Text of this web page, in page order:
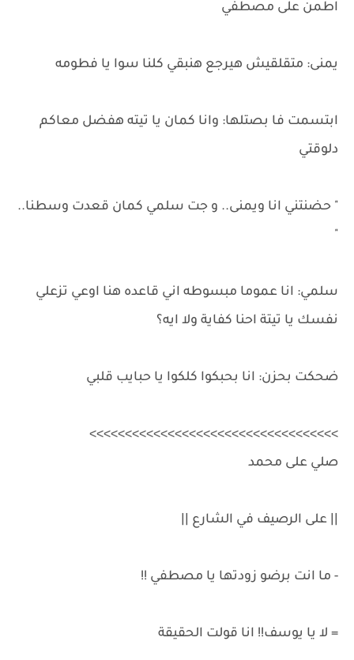
اطمن على مصطفي
يمنى: متقلقيش هيرجع هنبقي كلنا سوا يا فطومه
ابتسمت فا بصتلها: وانا كمان يا تيته هفضل معاكم
دلوقتي
" حضنتني انا ويمنى.. و جت سلمي كمان قعدت وسطنا..
"
سلمي: انا عموما مبسوطه اني قاعده هنا اوعي تزعلي
نفسك يا تيتة احنا كفاية ولا ايه؟
ضحكت بحزن: انا بحبكوا كلكوا يا حبايب قلبي
>>>>>>>>>>>>>>>>>>>>>>>>>>>>>>>>>>>
صلي على محمد
|| على الرصيف في الشارع ||
- ما انت برضو زودتها يا مصطفي !!
= لا يا يوسف!! انا قولت الحقيقة